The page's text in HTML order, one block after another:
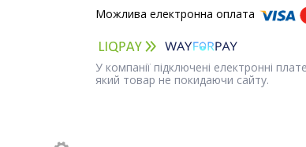
У компанії підключені електронні
який товар не покидаючи сайту.